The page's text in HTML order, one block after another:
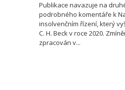
Publikace navazuje na
podrobného komentáře k
insolvenčním řízení, který
C. H. Beck v roce 2020.
zpracován v...